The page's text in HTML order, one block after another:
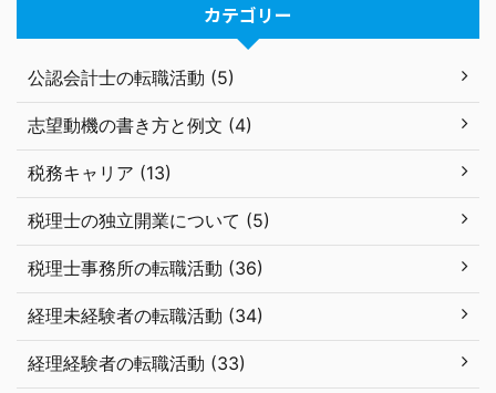
カテゴリー
公認会計士の転職活動 (5)
志望動機の書き方と例文 (4)
税務キャリア (13)
税理士の独立開業について (5)
税理士事務所の転職活動 (36)
経理未経験者の転職活動 (34)
経理経験者の転職活動 (33)